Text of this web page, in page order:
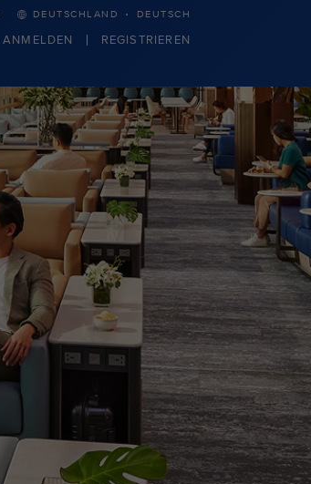
DEUTSCHLAND · DEUTSCH
ANMELDEN REGISTRIEREN